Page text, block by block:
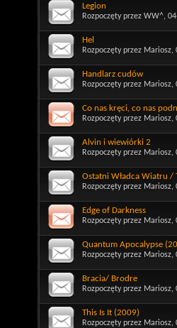
Legion
Rozpoczęty przez WW^,
Hel
Rozpoczęty przez Mariosz,
Handlarz cudów
Rozpoczęty przez Mariosz,
Co nas kręci, co nas
Rozpoczęty przez Mariosz,
Alvin i wiewiórki 2
Rozpoczęty przez Mariosz,
Ostatni Władca Wiatru /
Rozpoczęty przez Mariosz,
Edge of Darkness
Rozpoczęty przez Mariosz,
Quantum Apocalypse
Rozpoczęty przez Mariosz,
Bracia/ Brodre
Rozpoczęty przez Mariosz,
This Is It (2009)
Rozpoczęty przez Mariosz,